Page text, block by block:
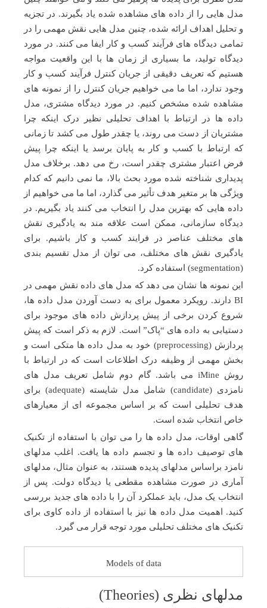
مدل هایی را از داده های مشاهده شده یاد بگیرند. در تجزیه
و تحلیل اهداف ارائه شده، چنین مدل هایی نقش مهمی را در
تمامی دیدگاه های فرآیند کسب و کار ایفا می کنند. در مورد
دیدگاه تولید، ما بسیاری از زمان ها با این واقعیت مواجه
هستیم که تعریف دقیقی از جریان کنترل فرآیند کسب و کار
وجود ندارد، اما ما می خواهیم جریان کنترل را از نمونه های
مشاهده شده مشخص کنیم. در مورد دیدگاه مشتری، مدل
داده ها در ارتباط با اهداف تحلیلی نظیر درک اینکه چرا
مشتریان از دست می روند، یا چقدر طول می کشد تا زمانی
که ارتباط با کسب و کار به پایان برسد یا اینکه چرا پیش
فرض اعتبار مشتری چقدر است، رخ می دهد. برخلاف مدل
پدیداری شناخته شده مورد بحث بالا، ما نمی دانیم که کدام
ویژگی ها بر متغیر هدف تأثیر می گذارد، اما ما می خواهیم از
داده هایی که بهترین مدل را انتخاب می کنند یاد بگیریم. در
دیدگاه سازمانی، ممکن است علاقه مند به یادگیری نقش
های مختلف عناصر در فرایند کسب و کار باشیم. برای
یادگیری نقش های مختلف، می توان از مدل تقسیم بندی
(segmentation) استفاده کرد.
این نمونه ها نشان می دهد که مدل های داده نقش مهمی در
BI دارند. رویکرد معمول برای به دست آوردن مدل داده ها،
شروع کردن برخی از پیش پردازش داده های موجود برای
دستیابی به داده های “پاک” است. لازم به ذکر است که پیش
پردازش (preprocessing) خود به مدل داده ها متکی است و
بخش مهمی از وظیفه درک اطلاعات است که در ارتباط با
روش iMine می باشد. گام دوم شامل تعریف مدل های
نامزدی (candidate) شامل مدل شایسته (adequate) برای
هدف تحلیلی است که بر اساس مجموعه ای از معیارهای
خاص انتخاب شده است.
گاهی اوقات، مدل داده ها را می توان با استفاده از تکنیک
های توصیف داده ها و تجسم داده ها یافت. اغلب مدلهای
نامزد براساس مدلهای پدیده هستند، به عنوان مثال، مدلهای
آماری در صورت مشاهده مقطعی یا دیدگاه دولت. پس از
انتخاب یک مدل، باید عملکرد آن را با داده های جدید بررسی
کنید. اهمیت مدل داده ها نیز با استفاده از داده کاوی برای
تکنیک های مختلف تحلیلی مورد توجه قرار می گیرد.
Models of data
مدلهای نظری (Theories)